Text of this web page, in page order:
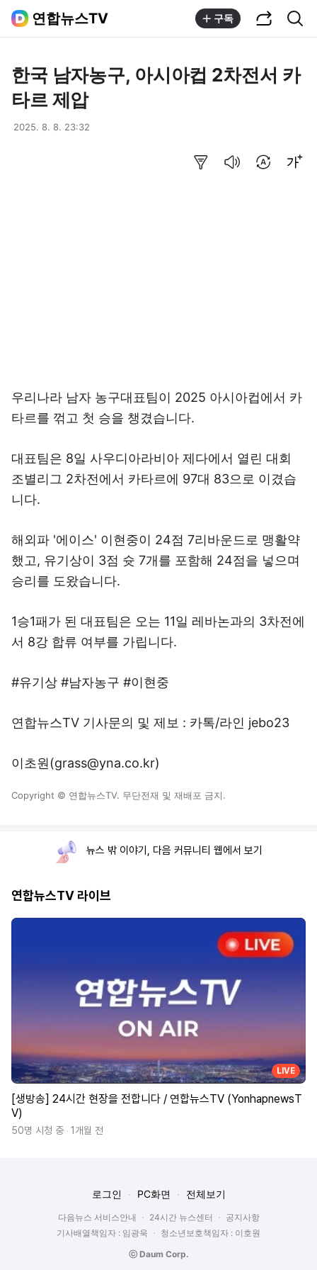
연합뉴스TV 구독
한국 남자농구, 아시아컵 2차전서 카
타르 제압
2025. 8. 8. 23:32
우리나라 남자 농구대표팀이 2025 아시아컵에서 카
타르를 꺾고 첫 승을 챙겼습니다.
대표팀은 8일 사우디아라비아 제다에서 열린 대회
조별리그 2차전에서 카타르에 97대 83으로 이겼습
니다.
해외파 '에이스' 이현중이 24점 7리바운드로 맹활약
했고, 유기상이 3점 슛 7개를 포함해 24점을 넣으며
승리를 도왔습니다.
1승1패가 된 대표팀은 오는 11일 레바논과의 3차전에
서 8강 합류 여부를 가립니다.
#유기상 #남자농구 #이현중
연합뉴스TV 기사문의 및 제보 : 카톡/라인 jebo23
이초원(grass@yna.co.kr)
Copyright © 연합뉴스TV. 무단전재 및 재배포 금지.
뉴스 밖 이야기, 다음 커뮤니티 웹에서 보기
연합뉴스TV 라이브
LIVE
[생방송] 24시간 현장을 전합니다 / 연합뉴스TV (YonhapnewsT
V)
50명 시청 중 1개월 전
로그인 PC화면 전체보기
다음뉴스 서비스안내 24시간 뉴스센터
공지사항
기사배열책임자 : 임광욱
청소년보호책임자 : 이호원
ⓒ Daum Corp.